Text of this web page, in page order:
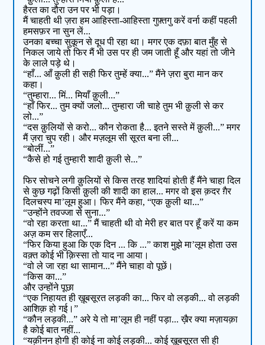
हैरत का दौरा उन पर भी पड़ा।
मैं चाहती थी ज़रा हम आहिस्ता-आहिस्ता गुफ़्तगु करें वर्ना कहीं पहली
हमसफ़र ना सुन लें...
उनका बच्चा सुकून से दूध पी रहा था। मगर एक दफ़ा बात मुँह से
निकल जाये तो फिर मैं भी उस पर ही जम जाती हूँ और यहां तो जीने
के लाले पड़े थे।
“हाँ... आँ क़ुली ही सही फिर तुम्हें क्या...” मैंने ज़रा बुरा मान कर
कहा।
“तुम्हारा... मिं... मियाँ क़ुली...”
“हाँ फिर... तुम क्यों जलो... तुम्हारा जी चाहे तुम भी क़ुली से कर
लो...”
“दस क़ुलियों से करो... कौन रोकता है... इतने सस्ते में क़ुली...” मगर
मैं ज़रा चुप रही। और मज़लूम सी सूरत बना ली...
“बोलीं...”
“कैसे हो गई तुम्हारी शादी क़ुली से...”
फिर सोचने लगी क़ुलियों से किस तरह शादियां होती हैं मैंने चाहा दिल
से कुछ गढ़ों किसी क़ुली की शादी का हाल... मगर वो इस क़दर ग़ैर
दिलचस्प मा’लूम हुआ। फिर मैंने कहा, “एक क़ुली था...”
“उन्होंने तवज्जा से सुना...”
“वो रहा करता था...” मैं चाहती थी वो मेरी हर बात पर हूँ करें या कम
अज़ कम सर हिलाएँ...
“फिर किया हुआ कि एक दिन ... कि ...” काश मुझे मा’लूम होता उस
वक़्त कोई भी क़िस्सा तो याद ना आया।
“वो ले जा रहा था सामान...” मैंने चाहा वो पूछें।
“किस का...”
और उन्होंने पूछा
“एक निहायत ही ख़ूबसूरत लड़की का... फिर वो लड़की... वो लड़की
आशिक़ हो गई।”
“कौन लड़की...” अरे ये तो मा’लूम ही नहीं पड़ा... ख़ैर क्या मज़ायक़ा
है कोई बात नहीं...
“यक़ीनन होगी ही कोई ना कोई लड़की... कोई ख़ूबसूरत सी ही